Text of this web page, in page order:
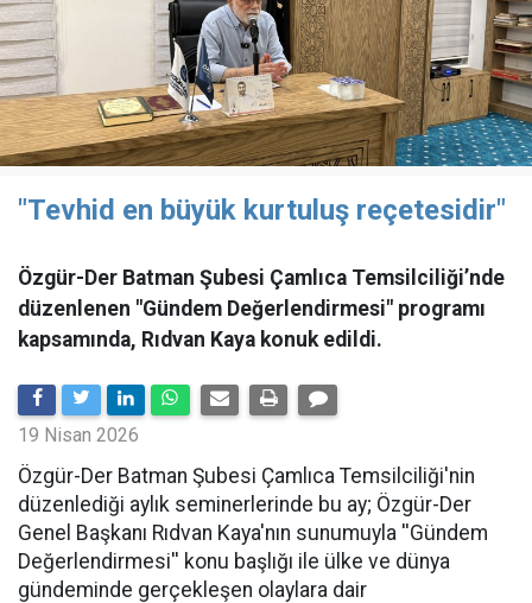
"Tevhid en büyük kurtuluş reçetesidir"
Özgür-Der Batman Şubesi Çamlıca Temsilciliği’nde
düzenlenen "Gündem Değerlendirmesi" programı
kapsamında, Rıdvan Kaya konuk edildi.
19 Nisan 2026
​Özgür-Der Batman Şubesi Çamlıca Temsilciliği'nin
düzenlediği aylık seminerlerinde bu ay; Özgür-Der
Genel Başkanı Rıdvan Kaya'nın sunumuyla ''Gündem
Değerlendirmesi'' konu başlığı ile ülke ve dünya
gündeminde gerçekleşen olaylara dair